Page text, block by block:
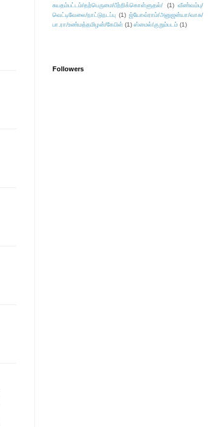
சுயதம்பட்டம்/தற்பெருமை/பீற்றிக்கொள்ளுதல்/
(1) வீண்வம்பு/
வெட்டிவேலை/நாட்டுநடப்பு (1) ஜ்யோவ்ராம்/அனுஜன்யா/வாசு/
பா.ரா/உண்மத்தமிழன்/கேபிள் (1) ஸ்மைல்/குறும்படம் (1)
Followers